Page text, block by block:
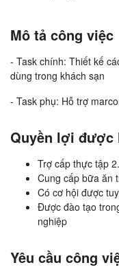
Mô tả công việc
- Task chính: Thiết kế
dùng trong khách sạn
- Task phụ: Hỗ trợ
Quyền lợi được
Trợ cấp thực tập
Cung cấp bữa ăn
Có cơ hội được
Được đào tạo
nghiệp
Yêu cầu công